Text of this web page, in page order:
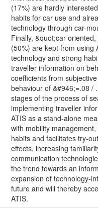
(17%) are hardly
habits for car use and
technology through car-
Finally, &quot;car-
(50%) are kept from using
technology and strong
traveller information on
coefficients from
behaviour of &#946;=.08 /
stages of the process of
implementing traveller
ATIS as a stand-alone
with mobility
habits and facilitates try-
effects, increasing
communication
the trend towards an
expansion of technology-
future and will thereby
ATIS.